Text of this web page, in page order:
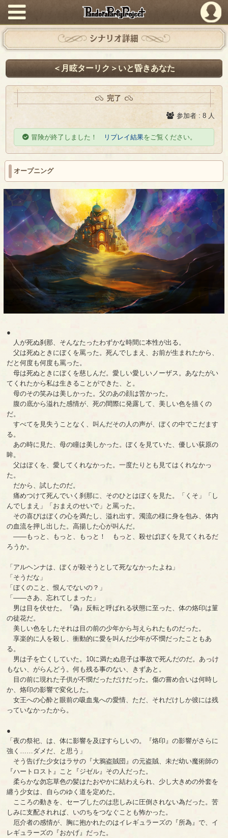
PandoraPartyProject
シナリオ詳細
＜月眩ターリク＞いと昏きあなた
完了
参加者 : 8 人
冒険が終了しました！ リプレイ結果をご覧ください。
オープニング
●
人が死ぬ刹那、そんなたったわずかな時間に本性が出る。
父は死ぬときにぼくを罵った。死んでしまえ、お前が生まれたから、
だと何度も何度も罵った。
母は死ぬときにぼくを慈しんだ。愛しい愛しいノーザス。あなたがい
てくれたから私は生きることができた、と。
母のその笑みは美しかった。父のあの顔は苦かった。
腹の底から溢れた感情が、死の間際に発露して、美しい色を描くの
だ。
すべてを見失うことなく、叫んだその人の声が、ぼくの中でこだます
る。
あの時に見た、母の瞳は美しかった。ぼくを見ていた、優しい荻原の
眸。
父はぼくを、愛してくれなかった。一度たりとも見てはくれなかっ
た。
だから、試したのだ。
痛めつけて死んでいく刹那に、そのひとはぼくを見た。「くそ」「し
んでしまえ」「おまえのせいで」と罵った。
その喜びはぼくの心を満たし、溢れ出す。濁流の様に身を包み、体内
の血流を押し出した。高揚した心が叫んだ。
――もっと、もっと、もっと！ もっと、殺せばぼくを見てくれるだ
ろうか。
「アルヘンナは、ぼくが殺そうとして死ななかったよね」
「そうだな」
「ぼくのこと、恨んでないの？」
「――さあ、忘れてしまった」
男は目を伏せた。『偽』反転と呼ばれる状態に至った、体の烙印は菫
の徒花だ。
美しい色をしたそれは目の前の少年から与えられたものだった。
享楽的に人を殺し、衝動的に愛を叫んだ少年が不憫だったこともあ
る。
男は子を亡くしていた。10に満たぬ息子は事故で死んだのだ。あっけ
もない、がらんどう。何も残る事のない、きずあと。
目の前に現れた子供が不憫だっただけだった。傷の嘗め合いは何時し
か、烙印の影響で変化した。
女王への心酔と眼前の吸血鬼への愛情、ただ、それだけしか彼には残
っていなかったから。
●
「夜の祭祀、は、体に影響を及ぼすらしいの。『烙印』の影響がさらに
強く……ダメだ、と思う」
そう告げた少女はラサの『大鴉盗賊団』の元盗賊、未だ幼い魔術師の
『ハートロスト』こと『ジゼル』その人だった。
柔らかな勿忘草色の髪はたおやかに結わえられ、少し大きめの外套を
纏う少女は、自らのゆく道を定めた。
こころの動きを、セーブしたのは悲しみに圧倒されない為だった。苦
しみに支配されれば、いのちをつなぐことも怖かった。
厄介者の感情が、胸に抱かれたのはイレギュラーズの『所為』で、イ
レギュラーズの『おかげ』だった。